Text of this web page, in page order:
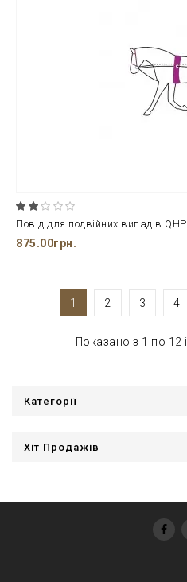
Повід для подвійних випадів
875.00грн.
1 2 3 4
Показано з 1 по 12
Категорії
Хіт Продажів